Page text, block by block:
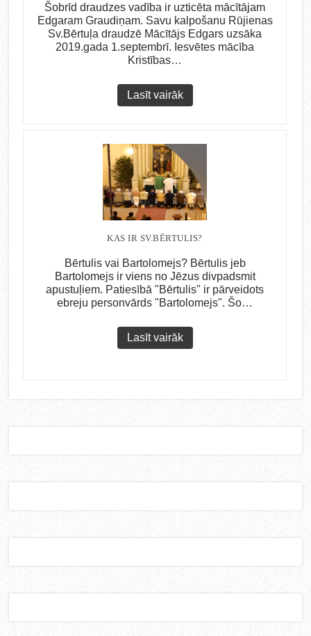
Šobrīd draudzes vadība ir uzticēta mācītājam
Edgaram Graudiņam. Savu kalpošanu Rūjienas
Sv.Bērtuļa draudzē Mācītājs Edgars uzsāka
2019.gada 1.septembrī. Iesvētes mācība
Kristības…
Lasīt vairāk
KAS IR SV.BĒRTULIS?
Bērtulis vai Bartolomejs? Bērtulis jeb
Bartolomejs ir viens no Jēzus divpadsmit
apustuļiem. Patiesībā "Bērtulis" ir pārveidots
ebreju personvārds "Bartolomejs". Šo…
Lasīt vairāk